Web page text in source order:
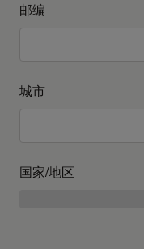
邮编
城市
国家/地区